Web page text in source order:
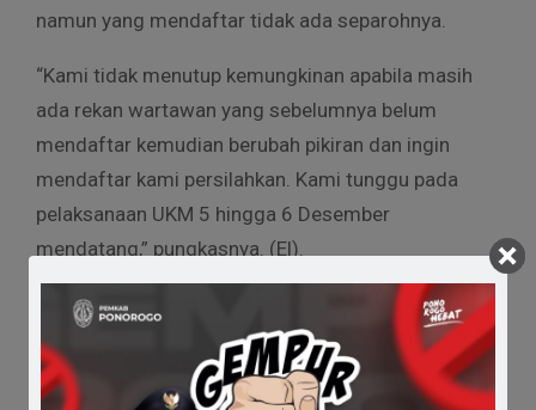
namun yang mendaftar tidak ada separohnya.
“Kami tidak menutup kemungkinan apabila masih
ada rekan wartawan yang sebelumnya belum
mendaftar kemudian berubah pikiran dan ingin
mendaftar kami persilahkan. Kami tunggu pada
pelaksanaan UKM 5 hingga 6 Desember
mendatang,” pungkasnya. (El).